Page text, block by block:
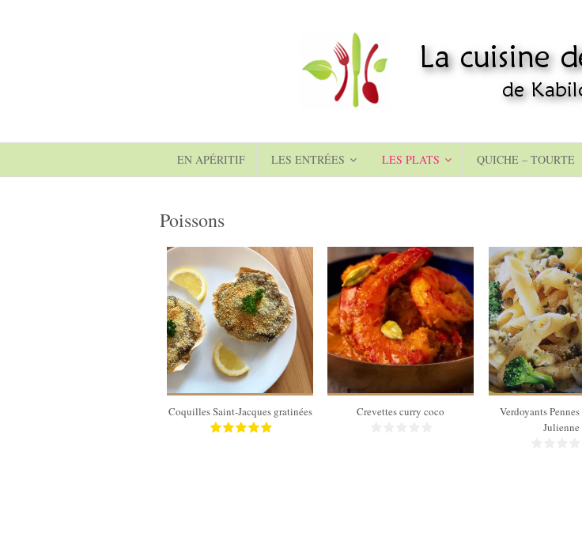
EN APÉRITIF LES ENTRÉES LES PLATS QUICHE – TOURTE
Poissons
6
12
10 Min
Coquilles Saint-Jacques gratinées
4 pers
12 Min
Crevettes curry coco
4
Verdoyants
Julienne